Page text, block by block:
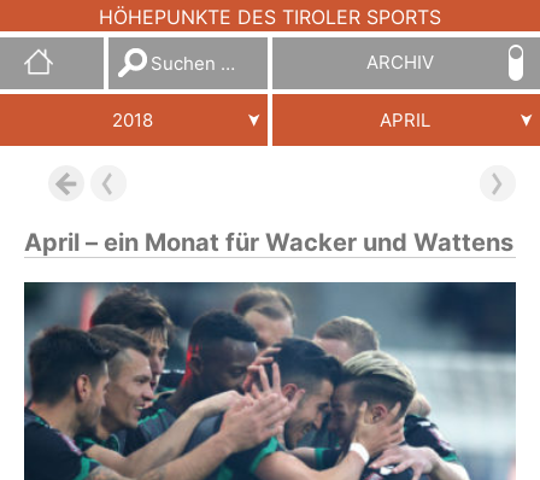
HÖHEPUNKTE DES TIROLER SPORTS
Suchen
nach:
ARCHIV
2018 APRIL
April – ein Monat für Wacker und Wattens